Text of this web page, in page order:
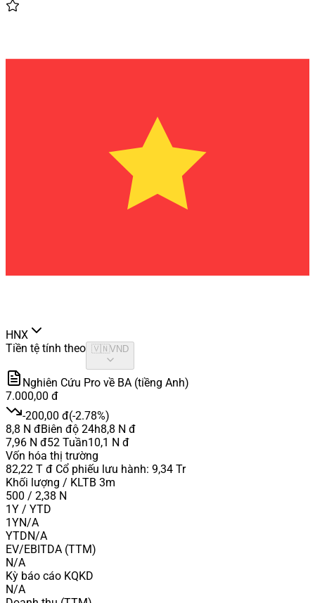
HNX
Tiền tệ tính theo 🇻🇳 VND
Nghiên Cứu Pro về BA (tiềng Anh)
7.000,00 đ
-200,00 đ(-2.78%)
8,8 N đBiên độ 24h8,8 N đ
7,96 N đ52 Tuần10,1 N đ
Vốn hóa thị trường
82,22 T đ Cổ phiếu lưu hành: 9,34 Tr
Khối lượng / KLTB 3m
500 / 2,38 N
1Y / YTD
1YN/A
YTDN/A
EV/EBITDA (TTM)
N/A
Kỳ báo cáo KQKD
N/A